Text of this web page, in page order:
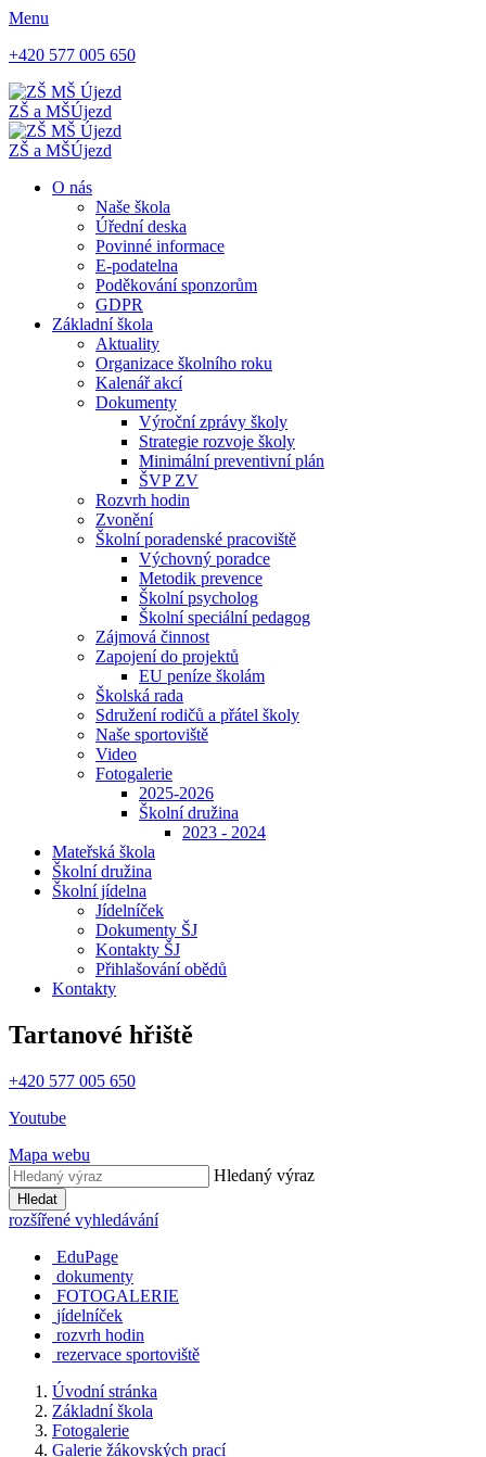
Menu
+420 577 005 650
ZŠ a MŠÚjezd
ZŠ a MŠÚjezd
O nás
Naše škola
Úřední deska
Povinné informace
E-podatelna
Poděkování sponzorům
GDPR
Základní škola
Aktuality
Organizace školního roku
Kalenář akcí
Dokumenty
Výroční zprávy školy
Strategie rozvoje školy
Minimální preventivní plán
ŠVP ZV
Rozvrh hodin
Zvonění
Školní poradenské pracoviště
Výchovný poradce
Metodik prevence
Školní psycholog
Školní speciální pedagog
Zájmová činnost
Zapojení do projektů
EU peníze školám
Školská rada
Sdružení rodičů a přátel školy
Naše sportoviště
Video
Fotogalerie
2025-2026
Školní družina
2023 - 2024
Mateřská škola
Školní družina
Školní jídelna
Jídelníček
Dokumenty ŠJ
Kontakty ŠJ
Přihlašování obědů
Kontakty
Tartanové hřiště
+420 577 005 650
Youtube
Mapa webu
Hledaný výraz
Hledat
rozšířené vyhledávání
EduPage
dokumenty
FOTOGALERIE
jídelníček
rozvrh hodin
rezervace sportoviště
Úvodní stránka
Základní škola
Fotogalerie
Galerie žákovských prací